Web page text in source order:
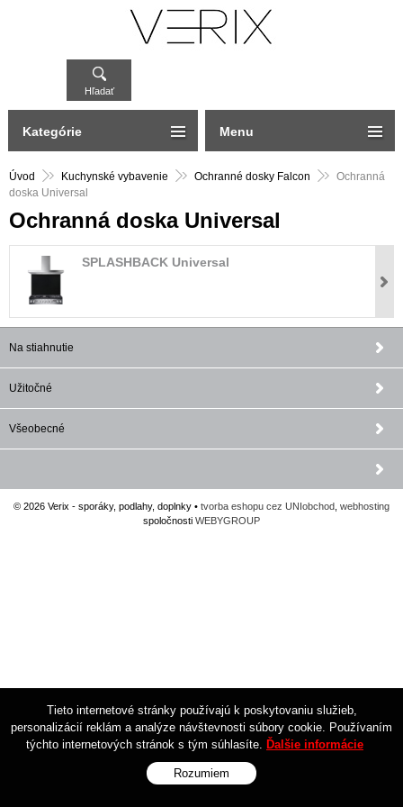
Hľadať
Úvod Kuchynské vybavenie Ochranné dosky Falcon
Ochranná
doska Universal
Ochranná doska Universal
SPLASHBACK Universal
Kategórie Menu
Na stiahnutie
Užitočné
Všeobecné
© 2026 Verix - sporáky, podlahy, doplnky • tvorba eshopu cez UNIobchod webhosting
spoločnosti WEBYGROUP
Tieto internetové stránky používajú k poskytovaniu služieb,
personalizácií reklám a analýze návštevnosti súbory cookie. Používaním
týchto internetových stránok s tým súhlasíte. Ďalšie informácie
Rozumiem